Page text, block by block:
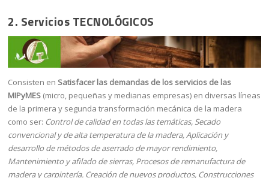
2. Servicios TECNOLÓGICOS
Consisten en Satisfacer las demandas de los servicios de las
MIPyMES (micro, pequeñas y medianas empresas) en diversas líneas
de la primera y segunda transformación mecánica de la madera
como ser: Control de calidad en todas las temáticas, Secado
convencional y de alta temperatura de la madera, Aplicación y
desarrollo de métodos de aserrado de mayor rendimiento,
Mantenimiento y afilado de sierras, Procesos de remanufactura de
madera y carpintería. Creación de nuevos productos, Construcciones